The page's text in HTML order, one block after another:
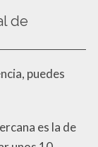
de
puedes
es la de